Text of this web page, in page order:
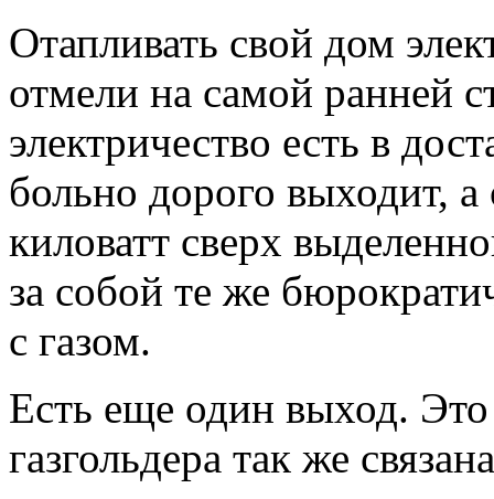
Отапливать свой дом
отмели на самой ранней
электричество есть в
больно дорого выходит,
киловатт сверх
за собой те же
с газом.
Есть еще один выход. Это
газгольдера так же